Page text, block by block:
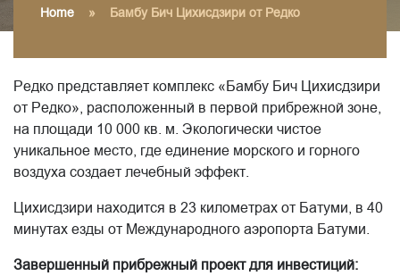
Home » Бамбу Бич Цихисдзири от Редко
Редко представляет комплекс «Бамбу Бич Цихисдзири
от Редко», расположенный в первой прибрежной зоне,
на площади 10 000 кв. м. Экологически чистое
уникальное место, где единение морского и горного
воздуха создает лечебный эффект.
Цихисдзири находится в 23 километрах от Батуми, в 40
минутах езды от Международного аэропорта Батуми.
Завершенный прибрежный проект для инвестиций: